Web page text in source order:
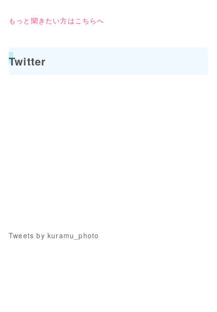
もっと聞きたい方はこちらへ
Twitter
Tweets by kuramu_photo